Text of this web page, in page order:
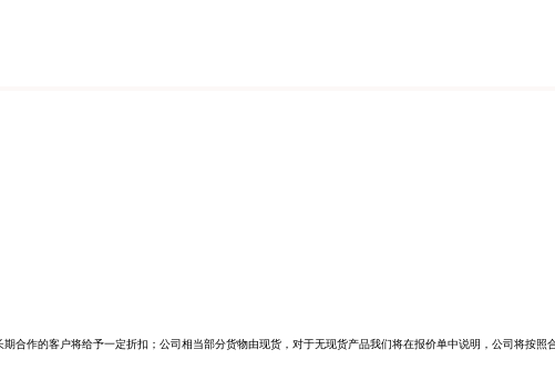
作的客户将给予一定折扣；公司相当部分货物由现货，对于无现货产品我们将在报价单中说明，公司将按照